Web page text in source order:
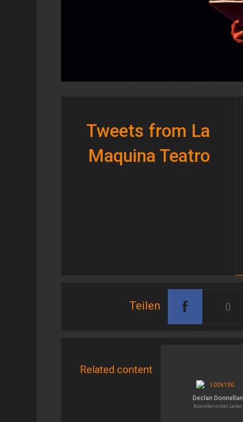
Tweets from La
Maquina Teatro
Teilen 0
Related content
Declan Donnellan
Künstlerischer Leiter